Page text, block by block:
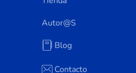
Autor@s
Blog
Contacto